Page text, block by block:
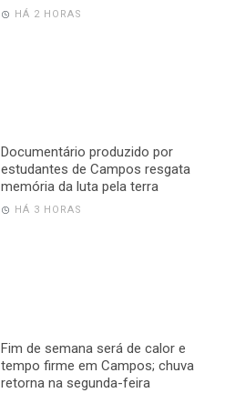
HÁ 2 HORAS
Documentário produzido por
estudantes de Campos resgata
memória da luta pela terra
HÁ 3 HORAS
Fim de semana será de calor e
tempo firme em Campos; chuva
retorna na segunda-feira